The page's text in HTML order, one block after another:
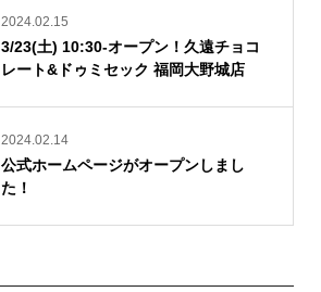
2024.02.15
3/23(土) 10:30-オープン！久遠チョコ
レート&ドゥミセック 福岡大野城店
2024.02.14
公式ホームページがオープンしまし
た！